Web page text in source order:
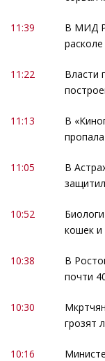
11:39
В МИД
11:22
Власти
11:13
В
11:05
В
10:52
кошек
10:38
В
почти
10:30
грозят
10:16